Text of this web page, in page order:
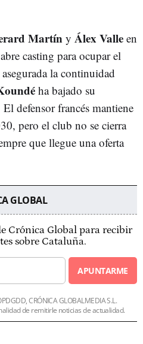
Martín y Álex Valle en
casting para ocupar el
la continuidad
ha bajado su
defensor francés mantiene
pero el club no se cierra
que llegue una oferta
GLOBAL
Crónica Global para recibir
sobre Cataluña.
APUNTARME
CRÓNICA GLOBALMEDIA S.L.
de remitirle noticias de actualidad.